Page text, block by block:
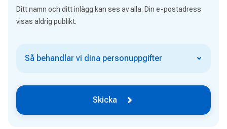
Ditt namn och ditt inlägg kan ses av alla. Din e-postadress
visas aldrig publikt.
Så behandlar vi dina personuppgifter
Skicka